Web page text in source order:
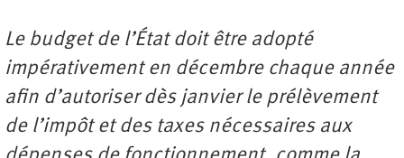
Le budget de l’État doit être adopté
impérativement en décembre chaque année
afin d’autoriser dès janvier le prélèvement
de l’impôt et des taxes nécessaires aux